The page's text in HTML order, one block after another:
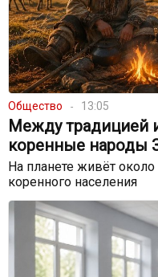
Общество 13:05
Между традицией
коренные народы
На планете живёт
коренного населения